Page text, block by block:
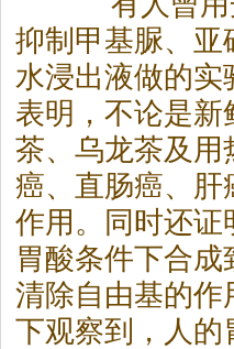
抑制甲基脲、亚
水浸出液做的实
表明，不论是
茶、乌龙茶及用
癌、直肠癌、肝
作用。同时还证
胃酸条件下合
清除自由基的作
下观察到，人的